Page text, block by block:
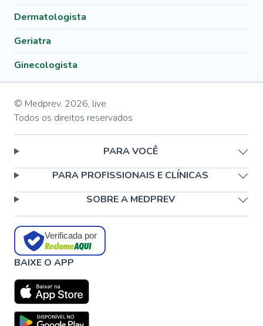
Dermatologista
Geriatra
Ginecologista
© Medprev, 2026, live
Todos os direitos reservados
PARA VOCÊ
PARA PROFISSIONAIS E CLÍNICAS
SOBRE A MEDPREV
Verificada por
BAIXE O APP